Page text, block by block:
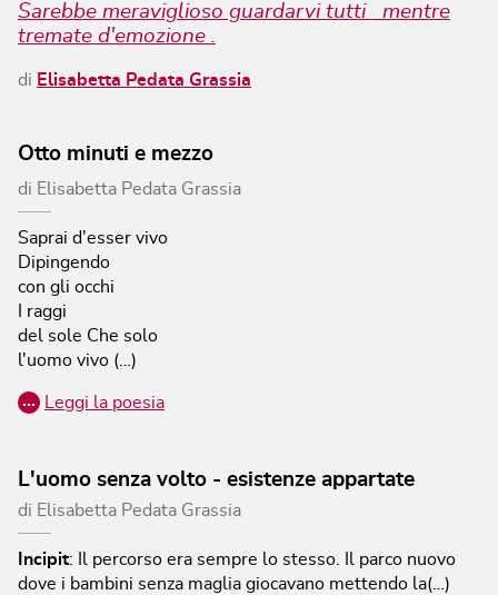
Sarebbe meraviglioso guardarvi tutti mentre
tremate d'emozione .
di Elisabetta Pedata Grassia
Otto minuti e mezzo
di Elisabetta Pedata Grassia
Saprai d'esser vivo
Dipingendo
con gli occhi
I raggi
del sole Che solo
l'uomo vivo (…)
… Leggi la poesia
L'uomo senza volto - esistenze appartate
di Elisabetta Pedata Grassia
Incipit:
Il percorso era sempre lo stesso. Il parco nuovo
dove i bambini senza maglia giocavano mettendo la(…)